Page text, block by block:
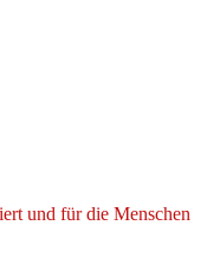
und für die Menschen